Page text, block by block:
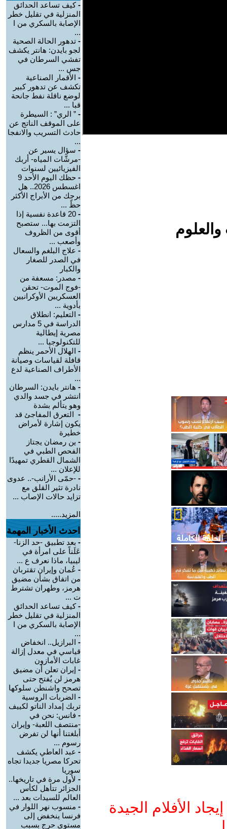
الأفلام الجيدة
-كيف تساعد الحدائق
المنزلية في تقليل خطر
الإصابة بالسكري من ا
...
- تدهور الحالة الصحية
لجو بايدن: هانتر يكشف
تفشي السرطان في
جس ...
- الأقمار الصناعية
تكشف عن تدهور كبير
لوضع ناقلة نفط جانحة
قبا ...
- ” الري” : السيطرة
على الموقف الناتج عن
حادث التسريب والانفجا
...
- سؤال يسير عن
-مرشّات المياه- أربك
الفيزيائيين لسنوات
-
حظك اليوم الأحد 9
اغسطس 2026.. هل
برجك من الأبراج الأكثر
حظً ...
-
20 قاعدة نفسية إذا
التزمت بها... ستصبح
أقوى من الظروف
وأصعب ...
- علاج البلغم والسعال
في الصدر للصغار
والكبار
- مصدر: مسعفة من
-فوج الموت- تحقن
العسكريين الأوكرانيين
بأدوية ...
- التعليم: انطلاق
الدراسة في 5 مدارس
مصرية إيطالية
للتكنولوجيا ...
- الهلال الأحمر ينظم
قافلة لقياسات وصيانة
الأطراف الصناعية لدع
...
- هانتر بايدن: السرطان
انتشر في جسد والدي
وهو يتألم بشدة
- التعرق المفاجئ قد
يكون إشارة لأمراض
خطيرة
- ين رمضان يجتاز
الفحص الطبي في
الشمال القطري تمهيدًا
للإعلان ...
- -حمّى الأرانب-.. عدوى
نادرة تثير القلق مع
تزايد حالات الإصاب ...
المزيد.....
احدث الأخبار المهمة
- بعد تطبيق -حد الزنا-
عَلَناً على امرأة في
ليبيا، ماذا نعرف ع ...
- عُمان وإيران تقتربان
من اتفاق بشأن مضيق
هرمز، وطهران تشترط
ت ...
-كيف تساعد الحدائق
المنزلية في تقليل خطر
الإصابة بالسكري من ا
...
- البرازيل.. انخفاض
قياسي في معدل إزالة
غابات الأمازون
- إيران تعلن أن مضيق
هرمز لن يٌفتح حتى
تصحح واشنطن سلوكها
- الضربات الروسية
تربك إمداد الناتو لكييف
- فانس: نحن في
-منتصف اللعبة- وإيران
أبلغتنا أنها لن تفرض
رسوم ...
- عبد العاطي يكشف
تحركا مصريا جديدا تجاه
سوريا
- لأول مرة في تاريخها..
الجزائر تتأهل لكأس
العالم للسيدات بعد ...
- منسوب نهر اللوار في
فرنسا ينخفض إلى
مستوى حرج بسبب